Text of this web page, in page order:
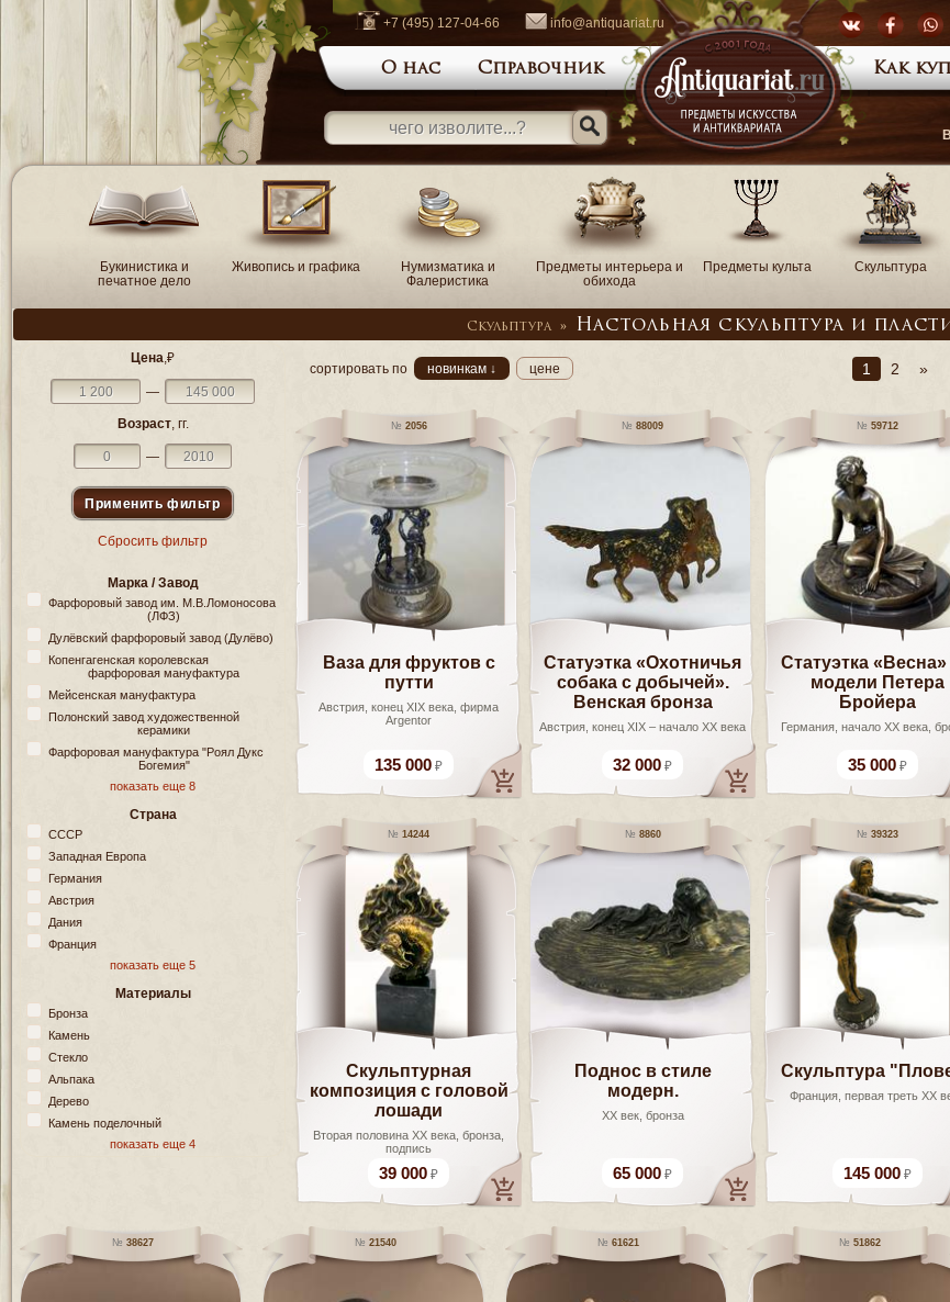
+7 (495) 127-04-66 info@antiquariat.ru
О нас Справочник Как
Букинистика и
печатное дело
Живопись и графика
Нумизматика и
Фалеристика
Предметы интерьера и
обихода
Предметы культа Скульптура
Скульптура» Настольная скульптура и
Цена ,₽
—
Возраст, гг.
—
Сбросить фильтр
Марка / Завод
Фарфоровый завод им. М.В.Ломоносова
(ЛФЗ)
Дулёвский фарфоровый завод (Дулёво)
Копенгагенская королевская
фарфоровая мануфактура
Мейсенская мануфактура
Полонский завод художественной
керамики
Фарфоровая мануфактура "Роял Дукс
Богемия"
показать еще 8
Страна
СССР
Западная Европа
Германия
Австрия
Дания
Франция
показать еще 5
Материалы
Бронза
Камень
Стекло
Альпака
Дерево
Камень поделочный
показать еще 4
сортировать по новинкам ↓ цене 1 2 »
2056
Ваза для фруктов с
путти
Австрия, конец XIX века, фирма
Argentor
135 000
88009
Статуэтка «Охотничья
собака с добычей».
Венская бронза
Австрия, конец XIX – начало XX века
32 000
59712
Статуэтка
модели Петера
Бройера
Германия, начало XX века,
35 000
14244
Скульптурная
композиция с головой
лошади
Вторая половина XX века, бронза,
подпись
39 000
8860
Поднос в стиле
модерн.
XX век, бронза
65 000
39323
Скульптура
Франция, первая треть ХХ
145 000
38627 21540 61621 51862